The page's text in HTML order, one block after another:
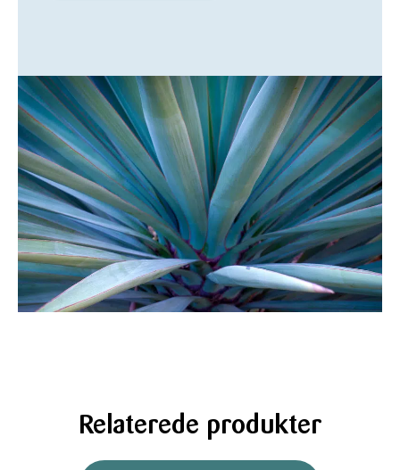
Relaterede produkter